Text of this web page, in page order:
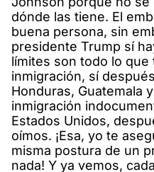
dónde las tiene. El
buena persona, sin
presidente Trump sí
límites son todo lo
inmigración, sí
Honduras, Guatemala
inmigración
Estados Unidos,
oímos. ¡Esa, yo te
misma postura de un
nada! Y ya vemos,